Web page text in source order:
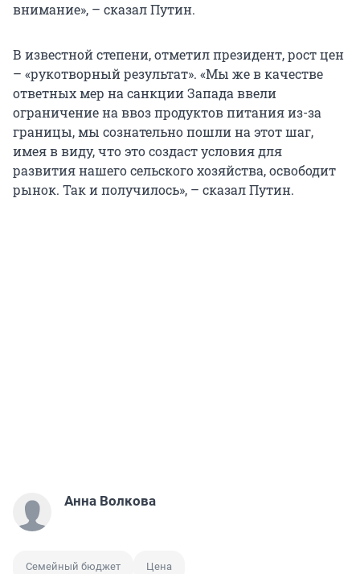
внимание», – сказал Путин.
В известной степени, отметил президент, рост цен
– «рукотворный результат». «Мы же в качестве
ответных мер на санкции Запада ввели
ограничение на ввоз продуктов питания из-за
границы, мы сознательно пошли на этот шаг,
имея в виду, что это создаст условия для
развития нашего сельского хозяйства, освободит
рынок. Так и получилось», – сказал Путин.
Анна Волкова
Семейный бюджет Цена